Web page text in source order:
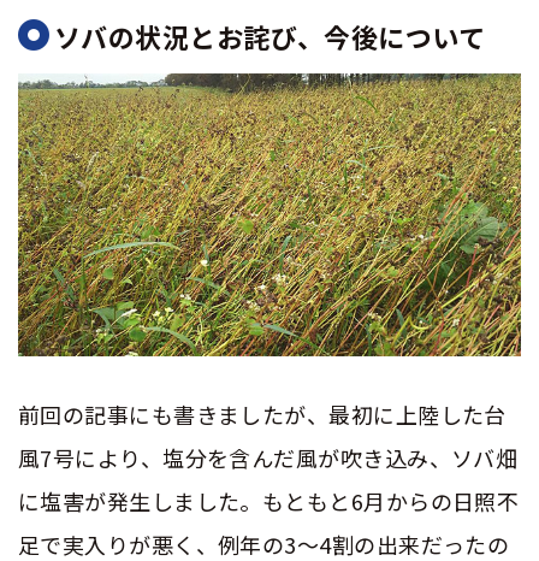
ソバの状況とお詫び、今後について
前回の記事にも書きましたが、最初に上陸した台
風7号により、塩分を含んだ風が吹き込み、ソバ畑
に塩害が発生しました。もともと6月からの日照不
足で実入りが悪く、例年の3～4割の出来だったの